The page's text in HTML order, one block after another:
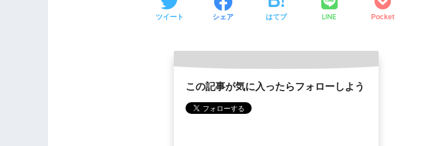
ツイート シェア はてブ LINE Pocket
この記事が気に入ったらフォローしよう